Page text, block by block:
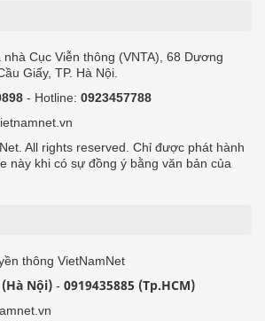
Cục Viễn thông (VNTA), 68 Dương
Giấy, TP. Hà Nội.
- Hotline: 0923457788
All rights reserved. Chỉ được phát hành
này khi có sự đồng ý bằng văn bản của
thông VietNamNet
Nội) - 0919435885 (Tp.HCM)